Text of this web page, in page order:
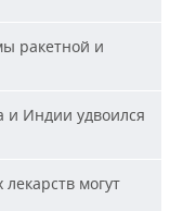
ракетной и
и Индии удвоился
могут